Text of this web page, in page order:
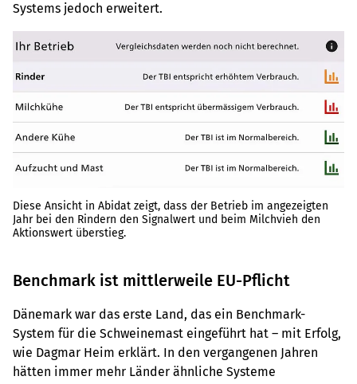
Systems jedoch erweitert.
Diese Ansicht in Abidat zeigt, dass der Betrieb im angezeigten
Jahr bei den Rindern den Signalwert und beim Milchvieh den
Aktionswert überstieg.
Benchmark ist mittlerweile EU-Pflicht
Dänemark war das erste Land, das ein Benchmark-
System für die Schweinemast eingeführt hat – mit Erfolg,
wie Dagmar Heim erklärt. In den vergangenen Jahren
hätten immer mehr Länder ähnliche Systeme